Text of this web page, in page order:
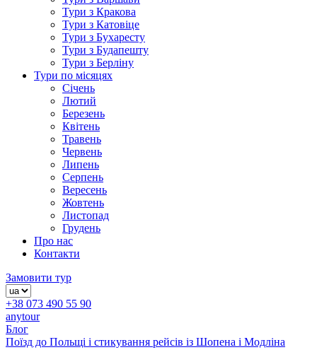
Тури з Кракова
Тури з Катовіце
Тури з Бухаресту
Тури з Будапешту
Тури з Берліну
Тури по місяцях
Січень
Лютий
Березень
Квітень
Травень
Червень
Липень
Серпень
Вересень
Жовтень
Листопад
Грудень
Про нас
Контакти
Замовити тур
+38 073 490 55 90
anytour
Блог
Поїзд до Польщі і стикування рейсів із Шопена і Модліна